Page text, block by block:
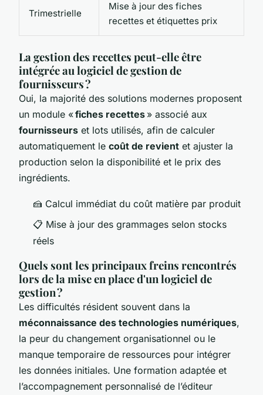
Trimestrielle
Mise à jour des fiches
recettes et étiquettes prix
La gestion des recettes peut-elle être
intégrée au logiciel de gestion de
fournisseurs ?
Oui, la majorité des solutions modernes proposent
un module «fiches recettes » associé aux
fournisseurs et lots utilisés, afin de calculer
automatiquement le coût de revient et ajuster la
production selon la disponibilité et le prix des
ingrédients.
🍰 Calcul immédiat du coût matière par produit
📋 Mise à jour des grammages selon stocks
réels
Quels sont les principaux freins rencontrés
lors de la mise en place d'un logiciel de
gestion ?
Les difficultés résident souvent dans la
méconnaissance des technologies numériques,
la peur du changement organisationnel ou le
manque temporaire de ressources pour intégrer
les données initiales. Une formation adaptée et
l’accompagnement personnalisé de l’éditeur